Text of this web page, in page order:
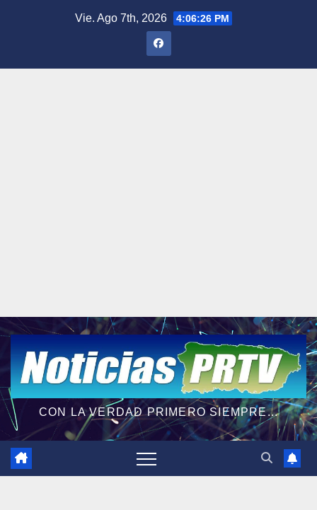
Vie. Ago 7th, 2026 4:06:27 PM
CON LA VERDAD PRIMERO SIEMPRE...